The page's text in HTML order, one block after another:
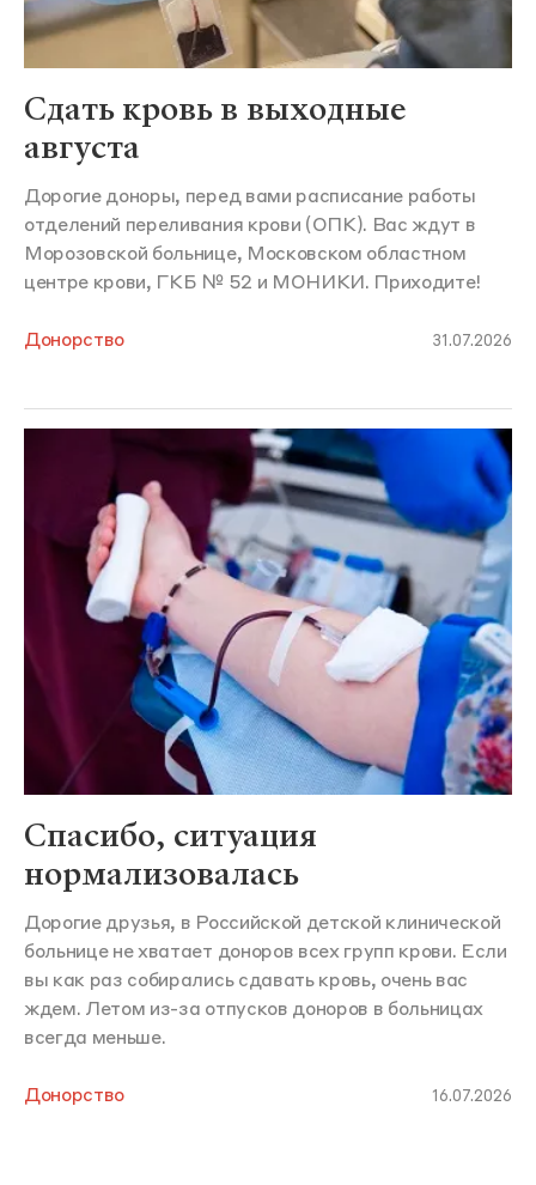
Сдать кровь в выходные
августа
Дорогие доноры, перед вами расписание работы
отделений переливания крови (ОПК). Вас ждут в
Морозовской больнице, Московском областном
центре крови, ГКБ № 52 и МОНИКИ. Приходите!
Донорство 31.07.2026
Спасибо, ситуация
нормализовалась
Дорогие друзья, в Российской детской клинической
больнице не хватает доноров всех групп крови. Если
вы как раз собирались сдавать кровь, очень вас
ждем. Летом из-за отпусков доноров в больницах
всегда меньше.
Донорство 16.07.2026